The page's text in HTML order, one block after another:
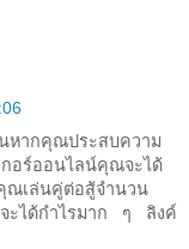
หากคุณประสบความ
กอร์ออนไลน์คุณจะได้
ณเล่นคู่ต่อสู้จำนวน
ะได้กำไรมาก ๆ ลิงค์